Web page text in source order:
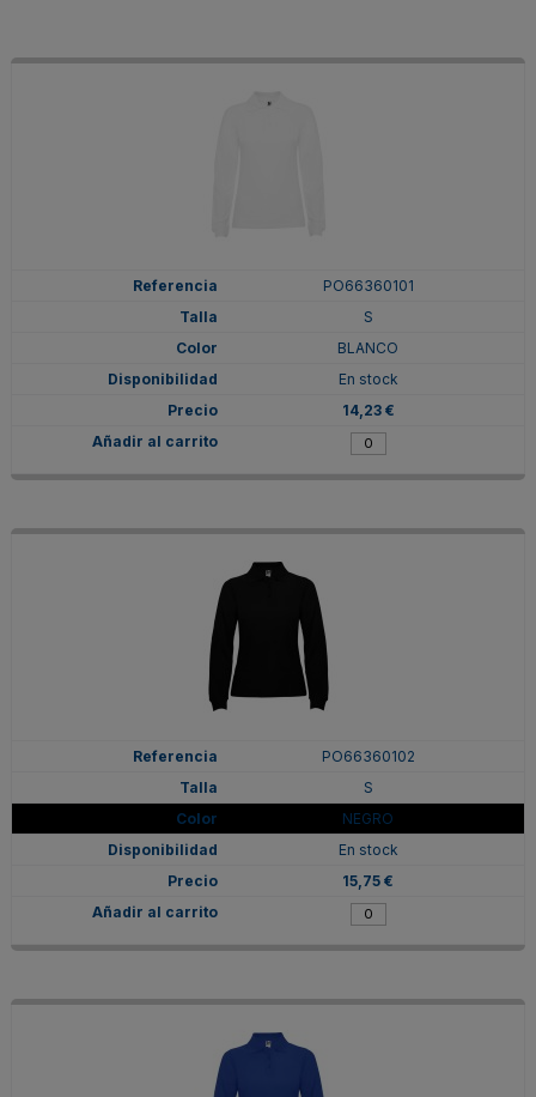
PO66360101
S
BLANCO
En stock
14,23 €
PO66360102
S
NEGRO
En stock
15,75 €